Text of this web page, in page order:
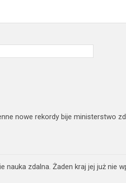
nowe rekordy bije ministerstwo
nauka zdalna. Żaden kraj jej już nie